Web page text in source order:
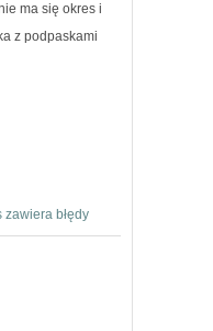
ma się okres i
z podpaskami
zawiera błędy